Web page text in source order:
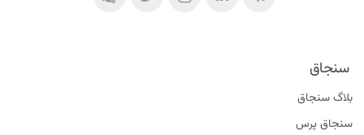
سنجاق
بلاگ سنجاق
سنجاق پرس